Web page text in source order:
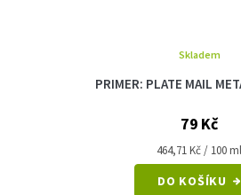
PRIMER: PLATE MAIL
Skladem
79 Kč
Měrná
cena:
464,71 Kč / 100 ml
DO KOŠÍKU